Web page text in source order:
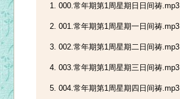
000.常年期第1周星期日日间祷.mp3
001.常年期第1周星期一日间祷.mp3
002.常年期第1周星期二日间祷.mp3
003.常年期第1周星期三日间祷.mp3
004.常年期第1周星期四日间祷.mp3